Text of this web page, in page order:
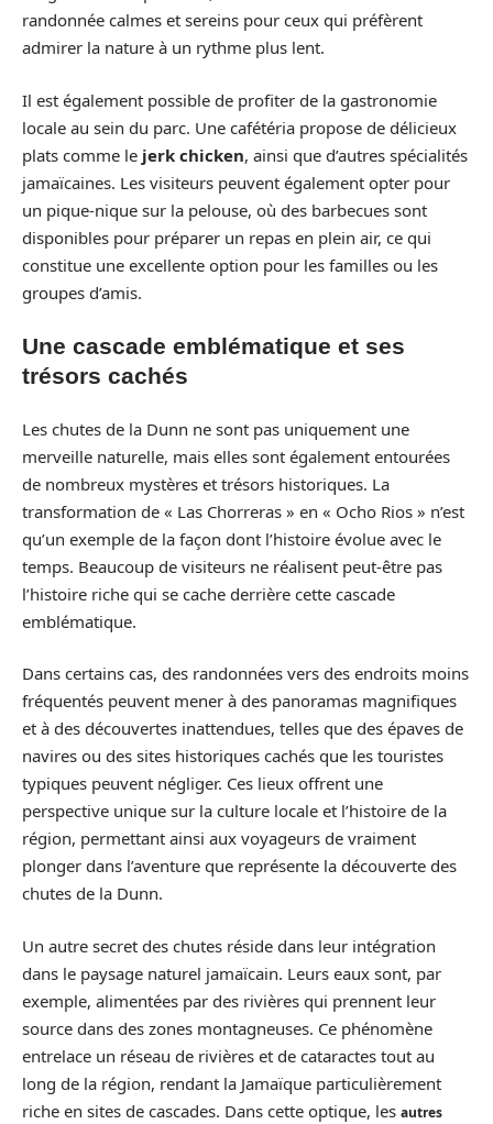
randonnée calmes et sereins pour ceux qui préfèrent
admirer la nature à un rythme plus lent.
Il est également possible de profiter de la gastronomie
locale au sein du parc. Une cafétéria propose de délicieux
plats comme le jerk chicken, ainsi que d’autres spécialités
jamaïcaines. Les visiteurs peuvent également opter pour
un pique-nique sur la pelouse, où des barbecues sont
disponibles pour préparer un repas en plein air, ce qui
constitue une excellente option pour les familles ou les
groupes d’amis.
Une cascade emblématique et ses
trésors cachés
Les chutes de la Dunn ne sont pas uniquement une
merveille naturelle, mais elles sont également entourées
de nombreux mystères et trésors historiques. La
transformation de « Las Chorreras » en « Ocho Rios » n’est
qu’un exemple de la façon dont l’histoire évolue avec le
temps. Beaucoup de visiteurs ne réalisent peut-être pas
l’histoire riche qui se cache derrière cette cascade
emblématique.
Dans certains cas, des randonnées vers des endroits moins
fréquentés peuvent mener à des panoramas magnifiques
et à des découvertes inattendues, telles que des épaves de
navires ou des sites historiques cachés que les touristes
typiques peuvent négliger. Ces lieux offrent une
perspective unique sur la culture locale et l’histoire de la
région, permettant ainsi aux voyageurs de vraiment
plonger dans l’aventure que représente la découverte des
chutes de la Dunn.
Un autre secret des chutes réside dans leur intégration
dans le paysage naturel jamaïcain. Leurs eaux sont, par
exemple, alimentées par des rivières qui prennent leur
source dans des zones montagneuses. Ce phénomène
entrelace un réseau de rivières et de cataractes tout au
long de la région, rendant la Jamaïque particulièrement
riche en sites de cascades. Dans cette optique, les autres